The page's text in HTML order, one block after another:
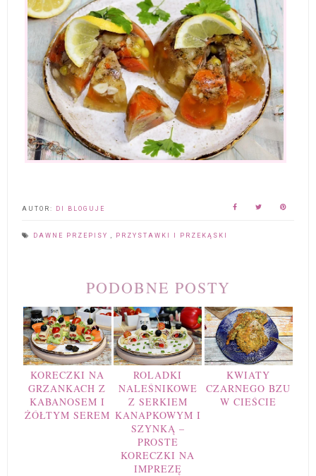
AUTOR: DI BLOGUJE
DAWNE PRZEPISY PRZYSTAWKI I PRZEKĄSKI
PODOBNE POSTY
KORECZKI NA
GRZANKACH Z
KABANOSEM I
ŻÓŁTYM SEREM
ROLADKI
NALEŚNIKOWE
Z SERKIEM
KANAPKOWYM I
SZYNKĄ –
PROSTE
KORECZKI NA
IMPREZĘ
KWIATY
CZARNEGO BZU
W CIEŚCIE